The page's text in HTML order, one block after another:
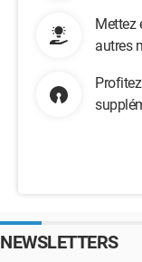
Mettez
autres
NEWSLETTERS